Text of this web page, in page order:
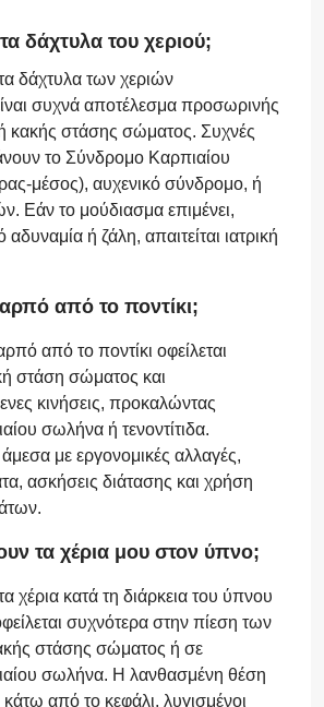
δάχτυλα του χεριού;
δάχτυλα των χεριών
συχνά αποτέλεσμα προσωρινής
κακής στάσης σώματος. Συχνές
το Σύνδρομο Καρπιαίου
μέσος), αυχενικό σύνδρομο, ή
Εάν το μούδιασμα επιμένει,
ή ζάλη, απαιτείται ιατρική
από το ποντίκι;
από το ποντίκι οφείλεται
στάση σώματος και
κινήσεις, προκαλώντας
σωλήνα ή τενοντίτιδα.
άμεσα με εργονομικές αλλαγές,
ασκήσεις διάτασης και χρήση
τα χέρια μου στον ύπνο;
χέρια κατά τη διάρκεια του ύπνου
συχνότερα στην πίεση των
στάσης σώματος ή σε
σωλήνα. Η λανθασμένη θέση
από το κεφάλι, λυγισμένοι